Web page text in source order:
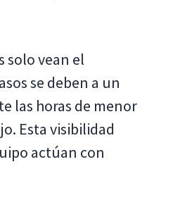
solo vean el
se deben a un
las horas de menor
Esta visibilidad
actúan con